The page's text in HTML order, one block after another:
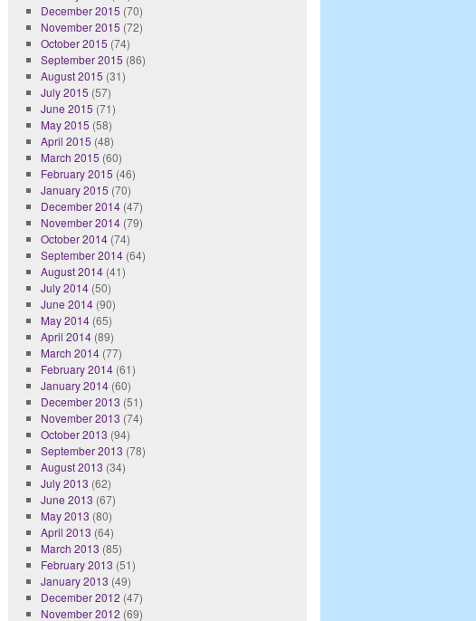
December 2015 (70)
November 2015 (72)
October 2015 (74)
September 2015 (86)
August 2015 (31)
July 2015 (57)
June 2015 (71)
May 2015 (58)
April 2015 (48)
March 2015 (60)
February 2015 (46)
January 2015 (70)
December 2014(47)
November 2014(79)
October 2014(74)
September 2014(64)
August 2014(41)
July 2014(50)
June 2014(90)
May 2014(65)
April 2014(89)
March 2014(77)
February 2014(61)
January 2014(60)
December 2013 (51)
November 2013 (74)
October 2013 (94)
September 2013 (78)
August 2013 (34)
July 2013 (62)
June 2013 (67)
May 2013 (80)
April 2013 (64)
March 2013 (85)
February 2013 (51)
January 2013 (49)
December 2012 (47)
November 2012 (69)